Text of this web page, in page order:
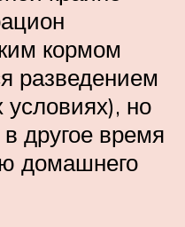
кормом
разведением
но
другое время
домашнего